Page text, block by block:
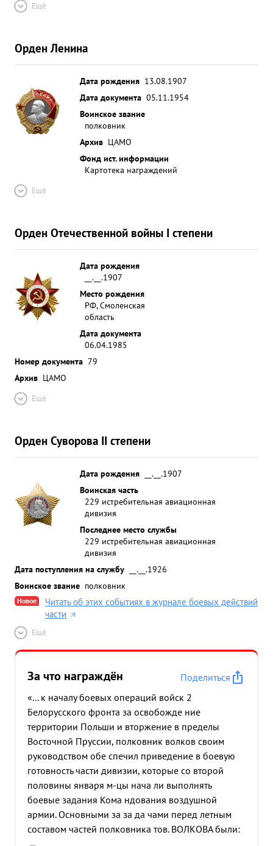
Ещё
Орден Ленина
Дата рождения 13.08.1907
Дата документа 05.11.1954
Воинское звание
полковник
Архив ЦАМО
Фонд ист. информации
Картотека награждений
Ещё
Орден Отечественной войны I степени
Дата рождения
__.__.1907
Место рождения
РФ, Смоленская
область
Дата документа
06.04.1985
Номер документа 79
Архив ЦАМО
Ещё
Орден Суворова II степени
Дата рождения
__.__.1907
Воинская часть
229 истребительная авиационная
дивизия
Последнее место службы
229 истребительная авиационная
дивизия
Дата поступления на службу
__.__.1926
Воинское звание полковник
Новое
Читать об этих событиях в журнале боевых действий
части
Ещё
За что награждён
Поделиться
«... к началу боевых операций войск 2
Белорусского фронта за освобожде ние
территории Польши и вторжение в пределы
Восточной Пруссии, полковник волков своим
руководством обе спечил приведение в боевую
готовность части дивизии, которые со второй
половины января м-цы нача ли выполнять
боевые задания Кома ндования воздушной
армии. Основными за за да чами перед летным
составом частей полковника тов. ВОЛКОВА были:
сопровождение и прикрытие над полем боях